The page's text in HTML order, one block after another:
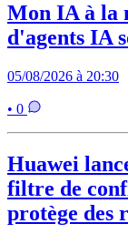
Mon IA à la
d'agents IA
05/08/2026 à 20:30
• 0
Huawei
filtre de
protège des